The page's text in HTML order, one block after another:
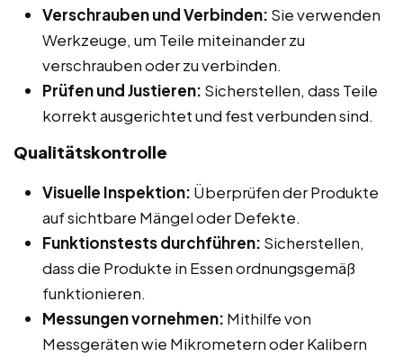
Verschrauben und Verbinden: Sie verwenden
Werkzeuge, um Teile miteinander zu
verschrauben oder zu verbinden.
Prüfen und Justieren: Sicherstellen, dass Teile
korrekt ausgerichtet und fest verbunden sind.
Qualitätskontrolle
Visuelle Inspektion: Überprüfen der Produkte
auf sichtbare Mängel oder Defekte.
Funktionstests durchführen: Sicherstellen,
dass die Produkte in Essen ordnungsgemäß
funktionieren.
Messungen vornehmen: Mithilfe von
Messgeräten wie Mikrometern oder Kalibern